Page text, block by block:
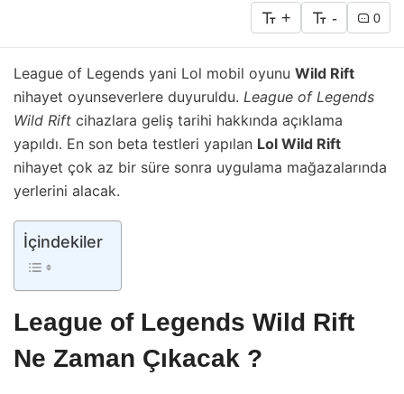
+ - 0
League of Legends yani Lol mobil oyunu Wild Rift
nihayet oyunseverlere duyuruldu. League of Legends
Wild Rift cihazlara geliş tarihi hakkında açıklama
yapıldı. En son beta testleri yapılan Lol Wild Rift
nihayet çok az bir süre sonra uygulama mağazalarında
yerlerini alacak.
İçindekiler
League of Legends Wild Rift
Ne Zaman Çıkacak ?